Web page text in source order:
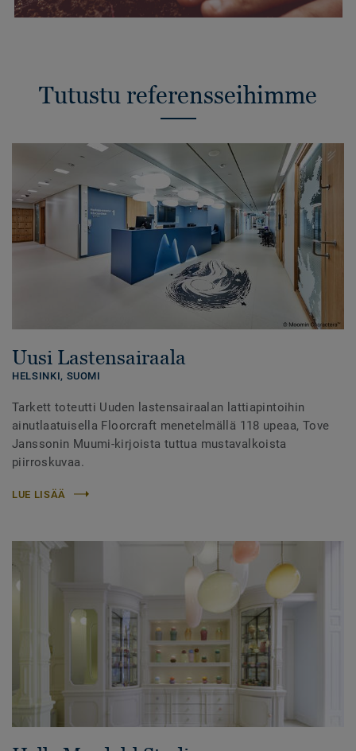
Tutustu referensseihimme
Uusi Lastensairaala
HELSINKI, SUOMI
Tarkett toteutti Uuden lastensairaalan lattiapintoihin
ainutlaatuisella Floorcraft menetelmällä 118 upeaa, Tove
Janssonin Muumi-kirjoista tuttua mustavalkoista
piirroskuvaa.
LUE LISÄÄ